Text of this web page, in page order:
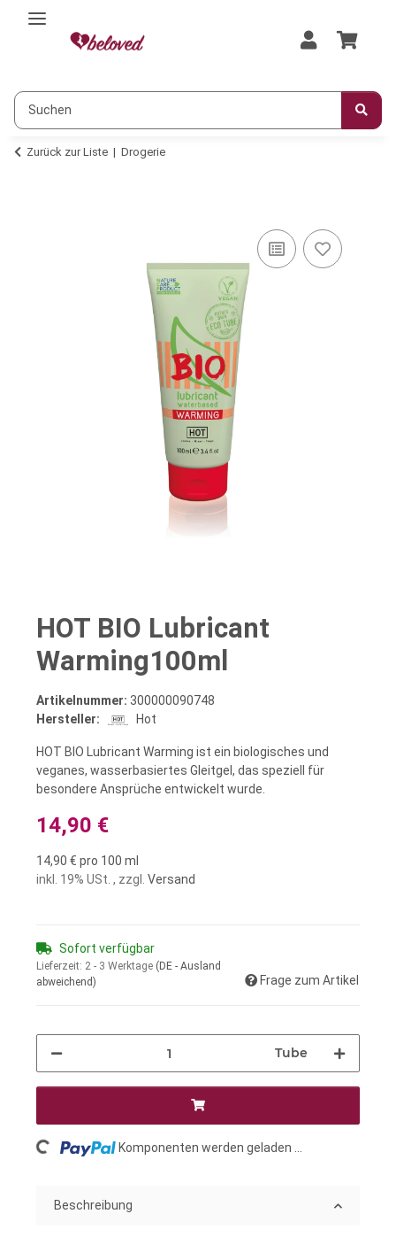
Zurück zur Liste Drogerie
HOT BIO Lubricant
Warming100ml
Artikelnummer: 300000090748
Hersteller:
Hot
HOT BIO Lubricant Warming ist ein biologisches und
veganes, wasserbasiertes Gleitgel, das speziell für
besondere Ansprüche entwickelt wurde.
14,90 €
14,90 € pro 100 ml
inkl. 19% USt. , zzgl. Versand
Sofort verfügbar
Lieferzeit: 2 - 3 Werktage (DE - Ausland
abweichend)
Frage zum Artikel
Tube
Loading... Komponenten werden geladen ...
Beschreibung